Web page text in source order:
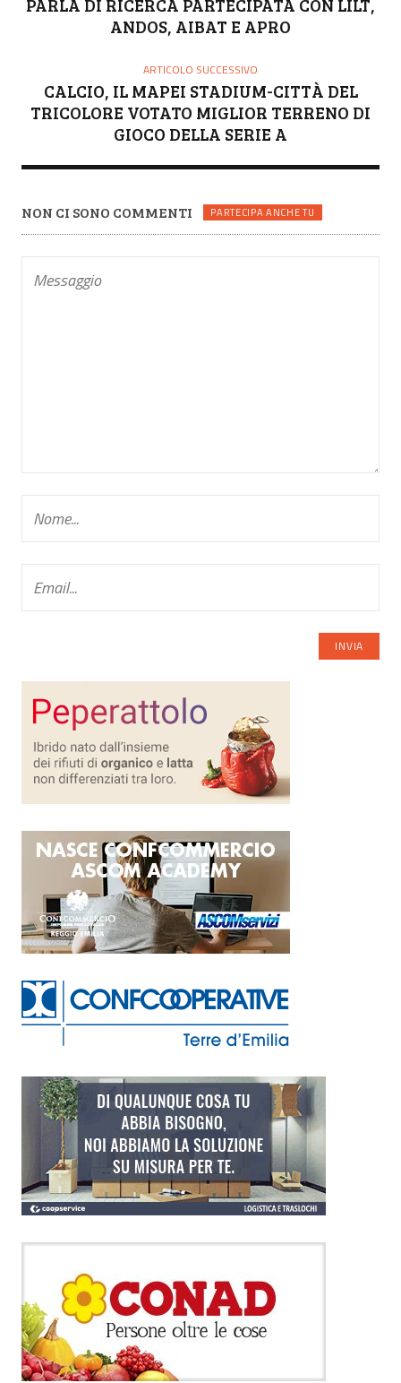
PARLA DI RICERCA PARTECIPATA CON LILT,
ANDOS, AIBAT E APRO
ARTICOLO SUCCESSIVO
CALCIO, IL MAPEI STADIUM-CITTÀ DEL
TRICOLORE VOTATO MIGLIOR TERRENO DI
GIOCO DELLA SERIE A
NON CI SONO COMMENTI PARTECIPA ANCHE TU